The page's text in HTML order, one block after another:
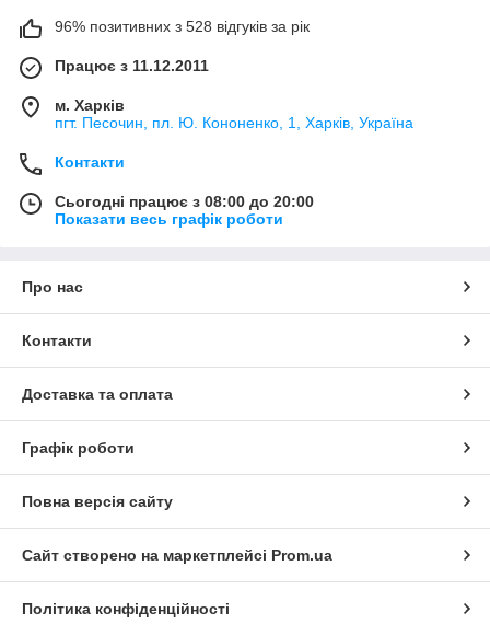
96% позитивних з 528 відгуків за рік
Працює з 11.12.2011
м. Харків
пгт. Песочин, пл. Ю. Кононенко, 1, Харків, Україна
Контакти
Сьогодні працює з 08:00 до 20:00
Показати весь графік роботи
Про нас
Контакти
Доставка та оплата
Графік роботи
Повна версія сайту
Сайт створено на маркетплейсі Prom.ua
Політика конфіденційності